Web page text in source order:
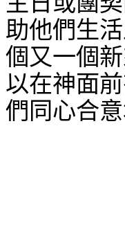
助他們生
個又一個
以在神面
們同心合